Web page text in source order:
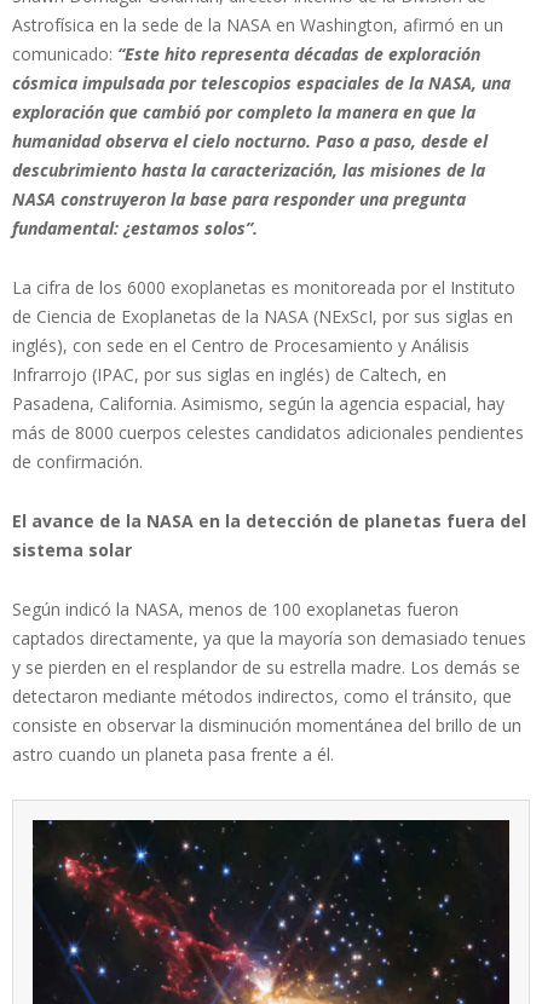
Astrofísica en la sede de la NASA en Washington, afirmó en un
comunicado: “Este hito representa décadas de exploración
cósmica impulsada por telescopios espaciales de la NASA, una
exploración que cambió por completo la manera en que la
humanidad observa el cielo nocturno. Paso a paso, desde el
descubrimiento hasta la caracterización, las misiones de la
NASA construyeron la base para responder una pregunta
fundamental: ¿estamos solos”.
La cifra de los 6000 exoplanetas es monitoreada por el Instituto
de Ciencia de Exoplanetas de la NASA (NExScI, por sus siglas en
inglés), con sede en el Centro de Procesamiento y Análisis
Infrarrojo (IPAC, por sus siglas en inglés) de Caltech, en
Pasadena, California. Asimismo, según la agencia espacial, hay
más de 8000 cuerpos celestes candidatos adicionales pendientes
de confirmación.
El avance de la NASA en la detección de planetas fuera del
sistema solar
Según indicó la NASA, menos de 100 exoplanetas fueron
captados directamente, ya que la mayoría son demasiado tenues
y se pierden en el resplandor de su estrella madre. Los demás se
detectaron mediante métodos indirectos, como el tránsito, que
consiste en observar la disminución momentánea del brillo de un
astro cuando un planeta pasa frente a él.